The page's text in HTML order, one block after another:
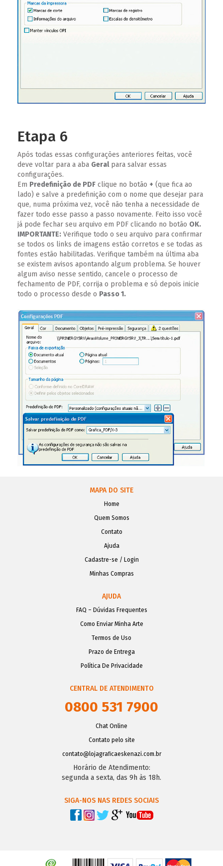
Etapa 6
Após todas essas configurações anteriores feitas, você
deve voltar para a aba Geralpara salvar essas
configurações.
Em Predefinição de PDF clique no botão + (que fica ao
lado) e salve a predefinição com o nome que desejar para
que, numa próxima vez, você não tenha a necessidade de
fazer todo esse passo a passo novamente. Feito isso você
já pode fechar seu arquivo em PDF clicando no botão OK.
IMPORTANTE: Verifique todo o seu arquivo para confirmar
se todos os links de imagens estão corretos e se todas as
fontes estão habilitadas. Verifique também na última aba
se existem avisos apontando algum problema. Se houver
algum aviso nesse sentido, cancele o processo de
fechamento de PDF, corrija o problema e só depois inicie
todo o processo desde o Passo 1.
MAPA DO SITE
Home
Quem Somos
Contato
Ajuda
Cadastre-se / Login
Minhas Compras
AJUDA
FAQ – Dúvidas Frequentes
Como Enviar Minha Arte
Termos de Uso
Prazo de Entrega
Política De Privacidade
CENTRAL DE ATENDIMENTO
0800 531 7900
Chat Online
Contato pelo site
contato@lojagraﬁcaeskenazi.com.br
Horário de Atendimento:
segunda a sexta, das 9h às 18h.
SIGA-NOS NAS REDES SOCIAIS